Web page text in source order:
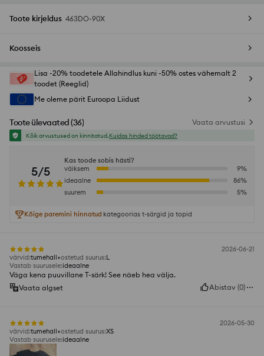
Toote kirjeldus 463DO-90X
Koosseis
Lisa -20% toodetele Allahindlus kuni -50% ostes vähemalt 2
toodet (Reeglid)
Me oleme pärit Euroopa Liidust
Toote ülevaated (36) Vaata arvustusi
Kõik arvustused on kinnitatud.Kuidas hinded töötavad?
5/5
Kas toode sobis hästi?
väiksem
9%
ideaalne
86%
suurem
5%
Kõige paremini hinnatud kategoorias t-särgid ja topid
2026-06-21
värvid:tumehall ostetud suurus:L
Vastab suurusele:ideaalne
Väga kena puuvillane T-särk! See näeb hea välja.
Vaata algset
Abistav (0)
2026-05-30
värvid:tumehall ostetud suurus:XS
Vastab suurusele:ideaalne